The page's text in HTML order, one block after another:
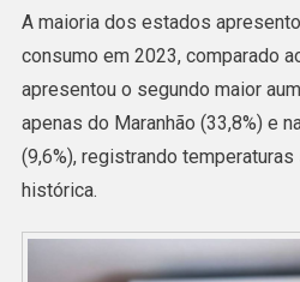
Do
País
Em
2023
Por
Calor
A maioria dos estados
consumo em 2023, comparado
apresentou o segundo maior
apenas do Maranhão (33,8%) e
(9,6%), registrando
histórica.